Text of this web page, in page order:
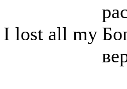
I lost all my